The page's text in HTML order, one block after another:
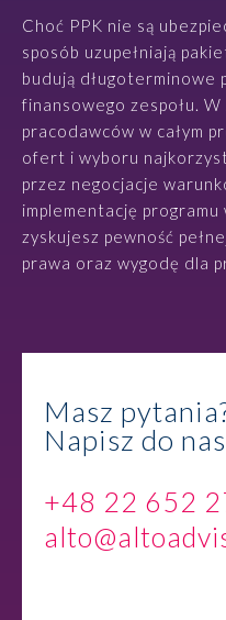
Choć PPK nie są
sposób uzupełniają
budują długoterminowe
finansowego zespołu. W
pracodawców w całym
ofert i wyboru
przez negocjacje
implementację
zyskujesz pewność
prawa oraz wygodę dla
Masz
Napisz do
+48 22 652